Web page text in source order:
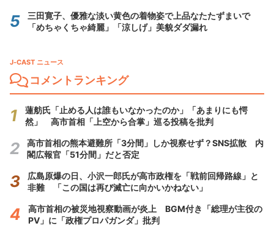
三田寛子、優雅な淡い黄色の着物姿で上品なたたずまいで
「めちゃくちゃ綺麗」「涼しげ」美貌ダダ漏れ
J-CAST ニュース
コメントランキング
蓮舫氏「止める人は誰もいなかったのか」「あまりにも愕
然」 高市首相「上空から合掌」巡る投稿を批判
高市首相の熊本避難所「3分間」しか視察せず？SNS拡散 内
閣広報官「51分間」だと否定
広島原爆の日、小沢一郎氏が高市政権を「戦前回帰路線」と
非難 「この国は再び滅亡に向かいかねない」
高市首相の被災地視察動画が炎上 BGM付き「総理が主役の
PV」に「政権プロパガンダ」批判